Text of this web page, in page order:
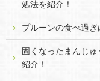
処法を紹介！
プルーンの食べ過
固くなったまんじ
紹介！